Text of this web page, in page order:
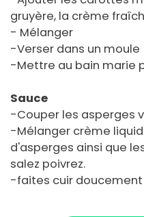
gruyère, la crème
- Mélanger
-Verser dans un moule
-Mettre au bain marie
Sauce
-Couper les asperges
-Mélanger crème
d'asperges ainsi que
salez poivrez.
-faites cuir doucement